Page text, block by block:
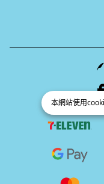
本網站使用